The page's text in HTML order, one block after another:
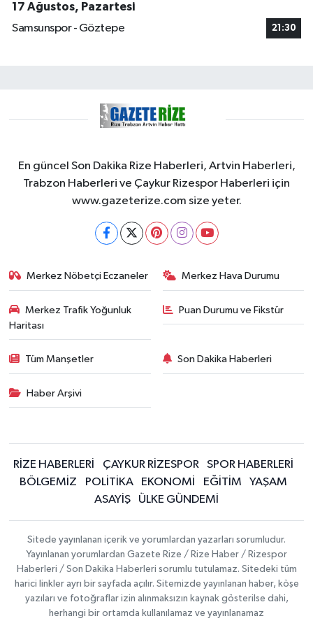
17 Ağustos, Pazartesi
Samsunspor - Göztepe
21:30
En güncel Son Dakika Rize Haberleri, Artvin Haberleri,
Trabzon Haberleri ve Çaykur Rizespor Haberleri için
www.gazeterize.com size yeter.
Merkez Nöbetçi Eczaneler Merkez Hava Durumu
Merkez Trafik Yoğunluk
Haritası
Puan Durumu ve Fikstür
Tüm Manşetler Son Dakika Haberleri
Haber Arşivi
RİZE HABERLERİ ÇAYKUR RİZESPOR
SPOR HABERLERİ
BÖLGEMİZ
POLİTİKA EKONOMİ EĞİTİM
YAŞAM
ASAYİŞ
ÜLKE GÜNDEMİ
Sitede yayınlanan içerik ve yorumlardan yazarları sorumludur.
Yayınlanan yorumlardan Gazete Rize / Rize Haber / Rizespor
Haberleri / Son Dakika Haberleri sorumlu tutulamaz. Sitedeki tüm
harici linkler ayrı bir sayfada açılır. Sitemizde yayınlanan haber, köşe
yazıları ve fotoğraflar izin alınmaksızın kaynak gösterilse dahi,
herhangi bir ortamda kullanılamaz ve yayınlanamaz